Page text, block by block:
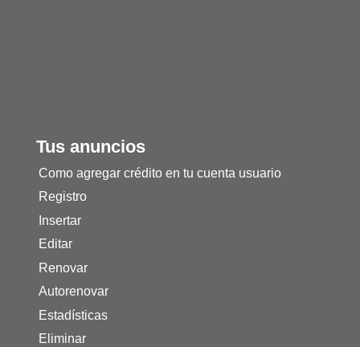
Tus anuncios
Como agregar crédito en tu cuenta usuario
Registro
Insertar
Editar
Renovar
Autorenovar
Estadísticas
Eliminar